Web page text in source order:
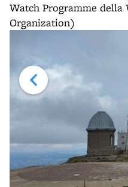
Watch Programme
Organization)